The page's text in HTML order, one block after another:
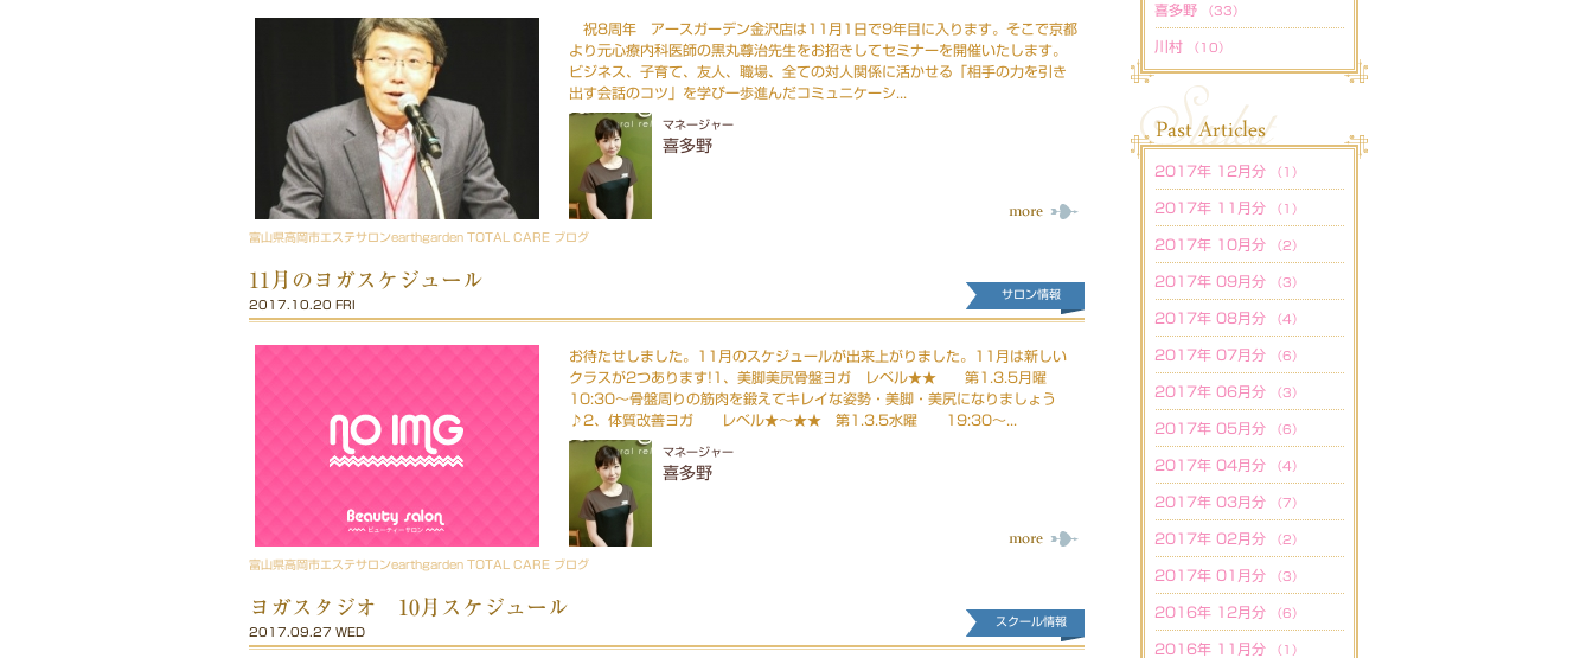
祝8周年 アースガーデン金沢店は11月1日で9年目に入ります。そこで京都
より元心療内科医師の黒丸尊治先生をお招きしてセミナーを開催いたします。
ビジネス、子育て、友人、職場、全ての対人関係に活かせる「相手の力を引き
出す会話のコツ」を学び一歩進んだコミュニケーシ...
マネージャー
喜多野
富山県高岡市エステサロンearthgarden TOTAL CARE ブログ
11月のヨガスケジュール
2017.10.20 FRI
サロン情報
お待たせしました。11月のスケジュールが出来上がりました。11月は新しい
クラスが2つあります!1、美脚美尻骨盤ヨガ レベル★★ 第1.3.5月曜
10:30～骨盤周りの筋肉を鍛えてキレイな姿勢・美脚・美尻になりましょう
♪2、体質改善ヨガ レベル★～★★ 第1.3.5水曜 19:30～...
マネージャー
喜多野
富山県高岡市エステサロンearthgarden TOTAL CARE ブログ
ヨガスタジオ 10月スケジュール
2017.09.27 WED
スクール情報
喜多野 （33）
川村 （10）
2017年 12月分 （1）
2017年 11月分 （1）
2017年 10月分 （2）
2017年 09月分 （3）
2017年 08月分 （4）
2017年 07月分 （6）
2017年 06月分 （3）
2017年 05月分 （6）
2017年 04月分 （4）
2017年 03月分 （7）
2017年 02月分 （2）
2017年 01月分 （3）
2016年 12月分 （6）
2016年 11月分 （1）